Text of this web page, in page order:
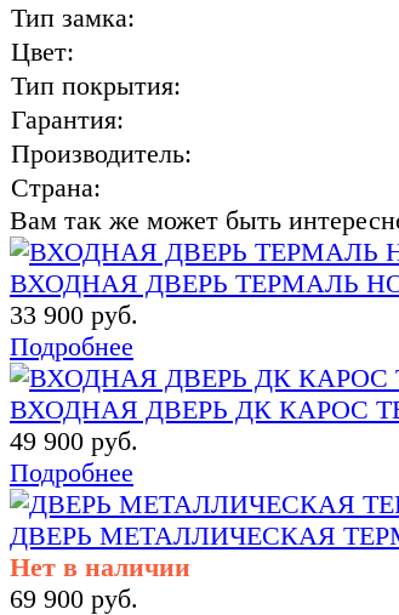
Тип замка:
Цвет:
Тип покрытия:
Гарантия:
Производитель:
Страна:
Вам так же может быть
ВХОДНАЯ ДВЕРЬ ТЕРМАЛЬ
33 900 руб.
Подробнее
ВХОДНАЯ ДВЕРЬ ДК КАРОС
49 900 руб.
Подробнее
ДВЕРЬ МЕТАЛЛИЧЕСКАЯ
Нет в наличии
69 900 руб.